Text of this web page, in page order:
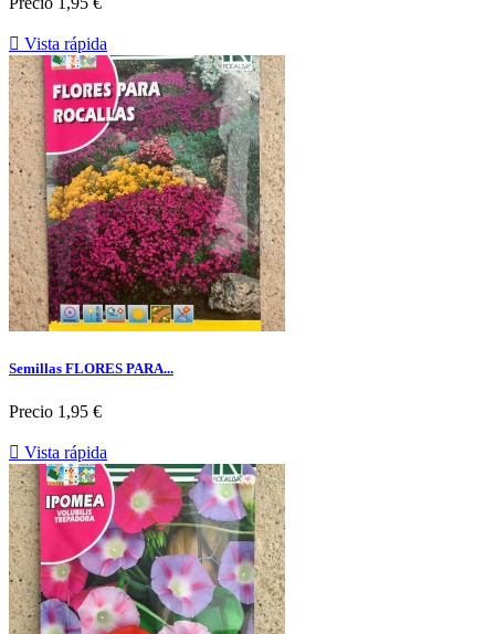
 Vista rápida
Semillas FLORES PARA...
Precio 1,95 €
 Vista rápida